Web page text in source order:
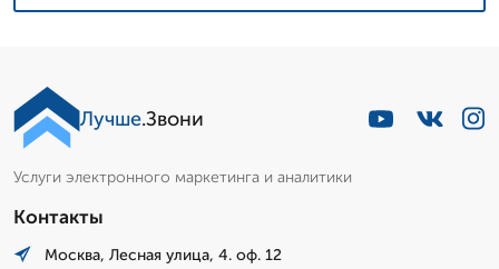
Лучше.Звони
Услуги электронного маркетинга и аналитики
Контакты
Москва, Лесная улица, 4. оф. 12
Пишет Вам...